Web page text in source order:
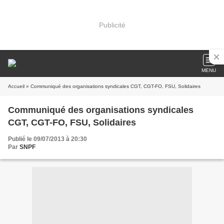
Publicité
MENU
Accueil » Communiqué des organisations syndicales CGT, CGT-FO, FSU, Solidaires
Communiqué des organisations syndicales
CGT, CGT-FO, FSU, Solidaires
Publié le 09/07/2013 à 20:30
Par SNPF